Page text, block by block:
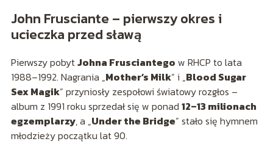
John Frusciante – pierwszy okres i
ucieczka przed sławą
Pierwszy pobytJohna Frusciantego w RHCP to lata
1988–1992. Nagrania „Mother’s Milk” i „Blood Sugar
Sex Magik” przyniosły zespołowi światowy rozgłos –
album z 1991 roku sprzedał się w ponad 12–13 milionach
egzemplarzy, a „Under the Bridge” stało się hymnem
młodzieży początku lat 90.